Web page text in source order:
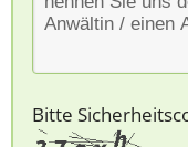
Bitte